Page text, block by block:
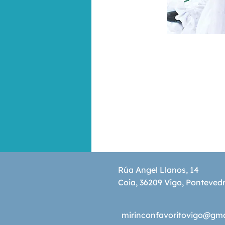
Rúa Angel Llanos, 14
Coia, 36209 Vigo,